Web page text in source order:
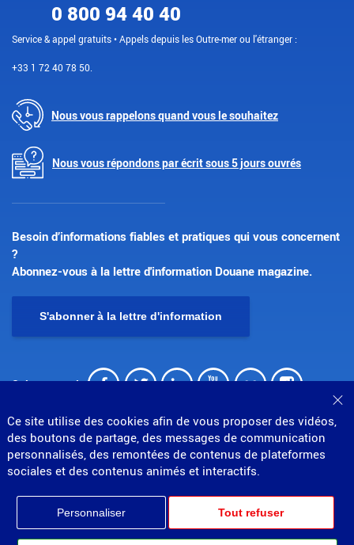
Ce site utilise des cookies afin de vous proposer des vidéos,
des boutons de partage, des messages de communication
personnalisés, des remontées de contenus de plateformes
sociales et des contenus animés et interactifs.
Personnaliser Tout refuser
0 800 94 40 40
Service & appel gratuits • Appels depuis les Outre-mer ou l'étranger :
+33 1 72 40 78 50.
Nous vous rappelons quand vous le souhaitez
Nous vous répondons par écrit sous 5 jours ouvrés
Besoin d’informations fiables et pratiques qui vous concernent
?
Abonnez-vous à la lettre d'information Douane magazine.
S'abonner à la lettre d'information
Suivez-nous ! Facebook
Twitter
LinkedIn
Youtube
Flickr
MENU
Mentions légales
Données personnelles
Gestion des cookies
Accessibilité : partiellement conforme